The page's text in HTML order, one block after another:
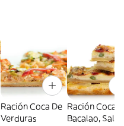
Ración Coca De
Verduras
Ración Coca
Bacalao,